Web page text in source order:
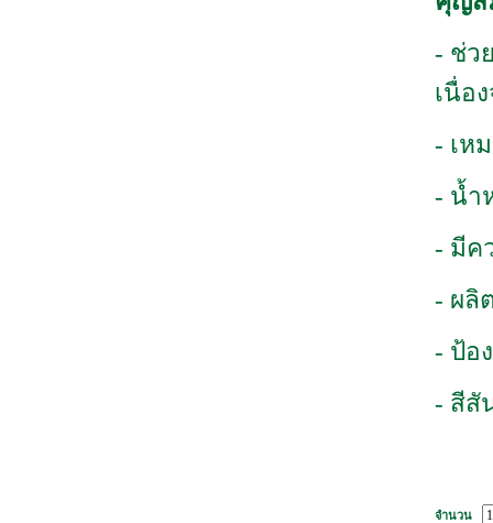
- ช่ว
เนื่อ
- เห
- น้ำ
- มีค
- ผลิ
- ป้อ
- สีสั
จำนวน